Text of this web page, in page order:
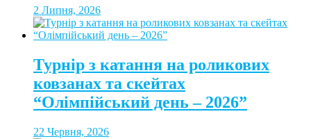
2 Липня, 2026
Турнір з катання на роликових
ковзанах та скейтах
“Олімпійський день – 2026”
22 Червня, 2026